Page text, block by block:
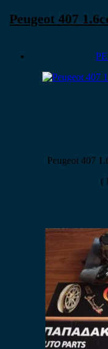
Peugeot 407
Peugeot 407
(